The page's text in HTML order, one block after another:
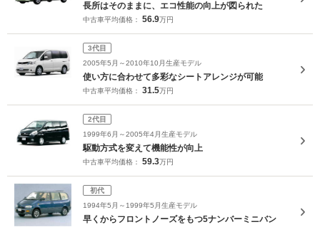
長所はそのままに、エコ性能の向上が図られた
中古車平均価格： 56.9万円
3代目
2005年5月～2010年10月生産モデル
使い方に合わせて多彩なシートアレンジが可能
中古車平均価格： 31.5万円
2代目
1999年6月～2005年4月生産モデル
駆動方式を変えて機能性が向上
中古車平均価格： 59.3万円
初代
1994年5月～1999年5月生産モデル
早くからフロントノーズをもつ5ナンバーミニバン